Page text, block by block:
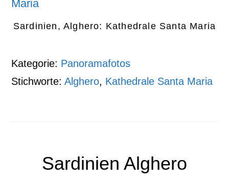
Sardinien, Alghero: Kathedrale Santa Maria
Kategorie: Panoramafotos
Stichworte:Alghero, Kathedrale Santa Maria
Sardinien Alghero